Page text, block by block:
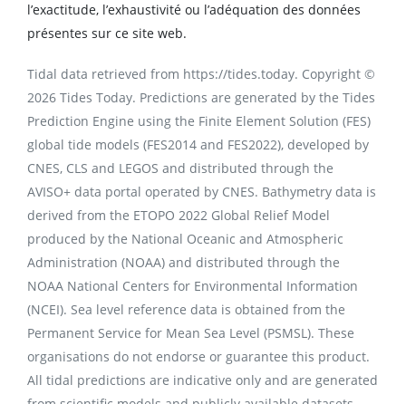
l’exactitude, l’exhaustivité ou l’adéquation des données
présentes sur ce site web.
Tidal data retrieved from https://tides.today. Copyright ©
2026 Tides Today. Predictions are generated by the Tides
Prediction Engine using the Finite Element Solution (FES)
global tide models (FES2014 and FES2022), developed by
CNES, CLS and LEGOS and distributed through the
AVISO+ data portal operated by CNES. Bathymetry data is
derived from the ETOPO 2022 Global Relief Model
produced by the National Oceanic and Atmospheric
Administration (NOAA) and distributed through the
NOAA National Centers for Environmental Information
(NCEI). Sea level reference data is obtained from the
Permanent Service for Mean Sea Level (PSMSL). These
organisations do not endorse or guarantee this product.
All tidal predictions are indicative only and are generated